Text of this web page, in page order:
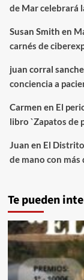
de Mar celebrará
Susan Smith en
carnés de
juan corral
conciencia a
Carmen en El
libro `Zapatos de
Juan en El
de mano con
Te pueden